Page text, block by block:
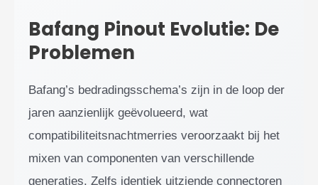
Bafang Pinout Evolutie: De
Problemen
Bafang’s bedradingsschema’s zijn in de loop der
jaren aanzienlijk geëvolueerd, wat
compatibiliteitsnachtmerries veroorzaakt bij het
mixen van componenten van verschillende
generaties. Zelfs identiek uitziende connectoren